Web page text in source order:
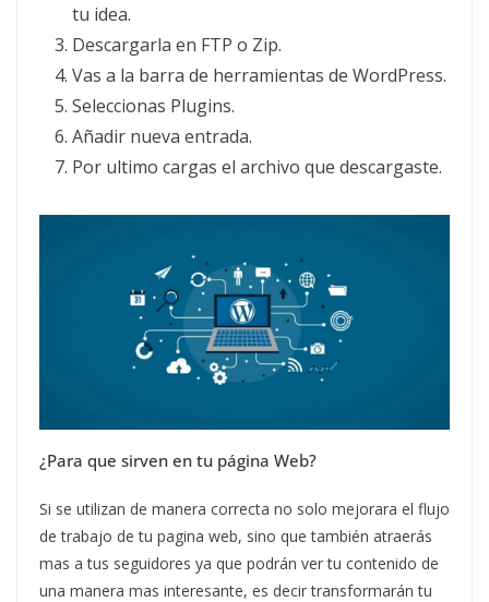
tu idea.
Descargarla en FTP o Zip.
Vas a la barra de herramientas de WordPress.
Seleccionas Plugins.
Añadir nueva entrada.
Por ultimo cargas el archivo que descargaste.
¿Para que sirven en tu página Web?
Si se utilizan de manera correcta no solo mejorara el flujo
de trabajo de tu pagina web, sino que también atraerás
mas a tus seguidores ya que podrán ver tu contenido de
una manera mas interesante, es decir transformarán tu